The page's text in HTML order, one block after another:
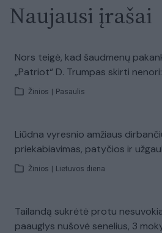
Naujausi įrašai
Nors teigė, kad šaudmenų
„Patriot“ D. Trumpas skirti
Žinios Pasaulis
Liūdna vyresnio amžiaus
priekabiavimas, patyčios ir
Žinios Lietuvos diena
Tailandą sukrėtė protu
paauglys nušovė senelius, 3